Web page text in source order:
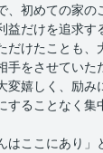
、初めての家
益だけを追求
けたことも、
手をさせてい
変嬉しく、励
することなく
はここにあり